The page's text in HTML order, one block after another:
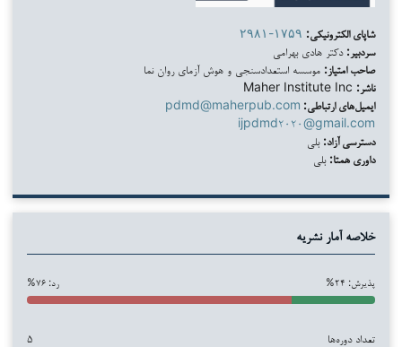
شاپای الکترونیکی: ۲۹۸۱-۱۷۵۹
سردبیر: دکتر هادی بهرامی
صاحب امتیاز: موسسه استعدادسنجی و هوش آزمای روان نما
ناشر:
ایمیل‌های ارتباطی: pdmd@maherpub.com
ijpdmd۲۰۲۰@gmail.com
دسترسی آزاد: بلی
داوری همتا: بلی
خلاصه آمار نشریه
پذیرش: ۲۴% رد: ۷۶%
تعداد دوره‌ها ۵